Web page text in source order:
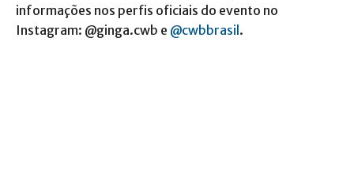
informações nos perfis oficiais do evento no
Instagram: @ginga.cwb e @cwbbrasil .